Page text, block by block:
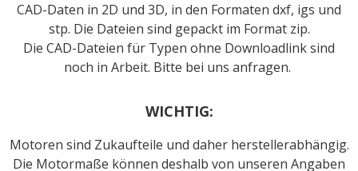
CAD-Daten in 2D und 3D, in den Formaten dxf, igs und
stp. Die Dateien sind gepackt im Format zip.
Die CAD-Dateien für Typen ohne Downloadlink sind
noch in Arbeit. Bitte bei uns anfragen.
WICHTIG:
Motoren sind Zukaufteile und daher herstellerabhängig.
Die Motormaße können deshalb von unseren Angaben